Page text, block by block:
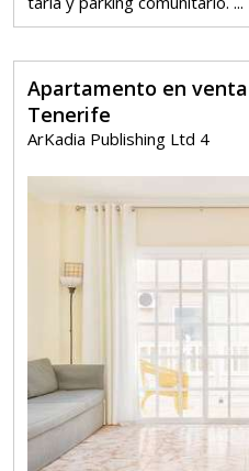
Apartamento en
Tenerife
ArKadia Publishing Ltd 4